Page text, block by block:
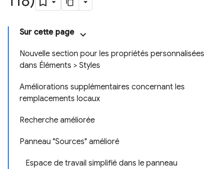
Sur cette page
Nouvelle section pour les propriétés personnalisées
dans Éléments > Styles
Améliorations supplémentaires concernant les
remplacements locaux
Recherche améliorée
Panneau "Sources" amélioré
Espace de travail simplifié dans le panneau